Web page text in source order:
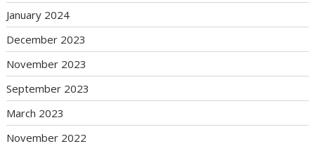
January 2024
December 2023
November 2023
September 2023
March 2023
November 2022